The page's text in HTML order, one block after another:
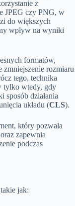
z
JPEG czy PNG, w
do większych
wpływ na wyniki
formatów,
zmniejszenie rozmiaru
tego, technika
tylko wtedy, gdy
działania
układu (CLS).
który pozwala
oraz zapewnia
podczas
jak: